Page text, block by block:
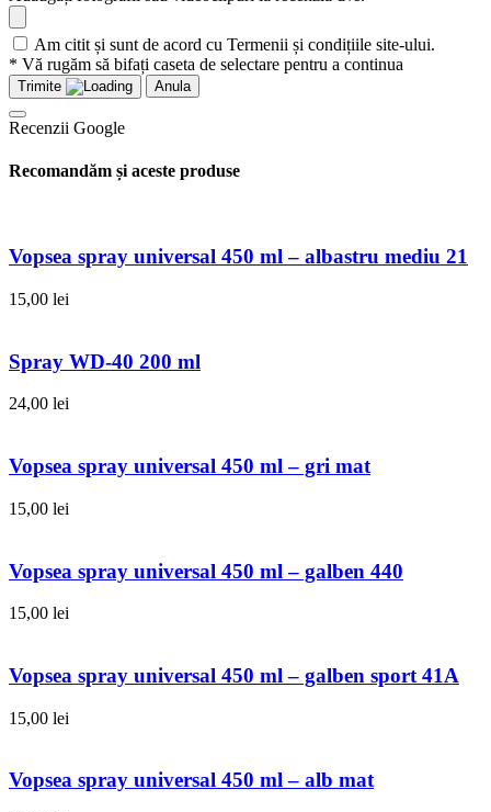
Am citit și sunt de acord cu Termenii și condițiile site-ului.
* Vă rugăm să bifați caseta de selectare pentru a continua
Trimite Anula
Recenzii Google
Recomandăm și aceste produse
Vopsea spray universal 450 ml – albastru mediu 21
15,00 lei
Spray WD-40 200 ml
24,00 lei
Vopsea spray universal 450 ml – gri mat
15,00 lei
Vopsea spray universal 450 ml – galben 440
15,00 lei
Vopsea spray universal 450 ml – galben sport 41A
15,00 lei
Vopsea spray universal 450 ml – alb mat